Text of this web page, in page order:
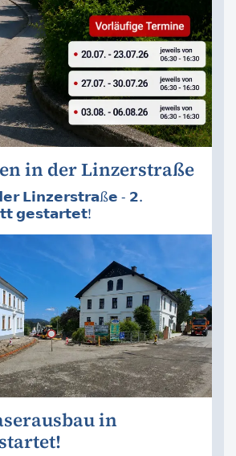
in der Linzerstraße
𝗟𝗶𝗻𝘇𝗲𝗿𝘀𝘁𝗿𝗮ß𝗲 - 𝟮.
𝗴𝗲𝘀𝘁𝗮𝗿𝘁𝗲𝘁!
in